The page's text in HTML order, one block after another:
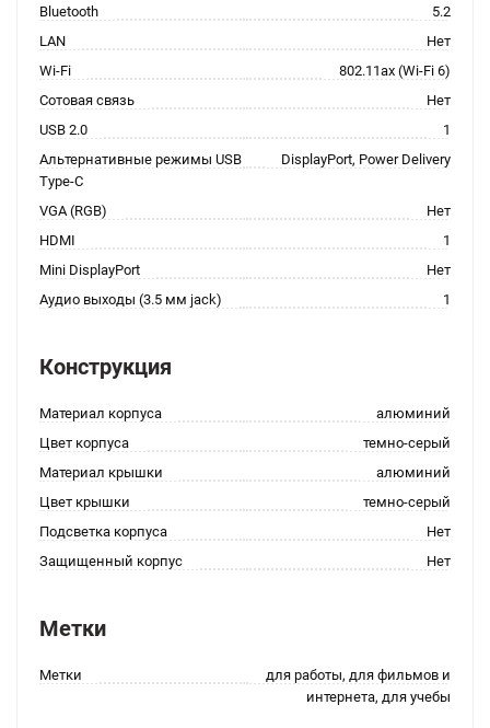
Bluetooth
5.2
LAN
Нет
Wi-Fi
802.11ax (Wi-Fi 6)
Сотовая связь
Нет
USB 2.0
1
Альтернативные режимы USB
Type-C
DisplayPort, Power Delivery
VGA (RGB)
Нет
HDMI
1
Mini DisplayPort
Нет
Аудио выходы (3.5 мм jack)
1
Конструкция
Материал корпуса
алюминий
Цвет корпуса
темно-серый
Материал крышки
алюминий
Цвет крышки
темно-серый
Подсветка корпуса
Нет
Защищенный корпус
Нет
Метки
Метки
для работы, для фильмов и
интернета, для учебы